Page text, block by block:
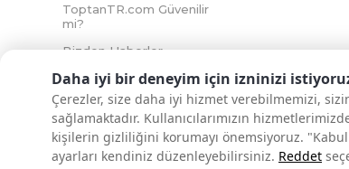
Daha iyi bir deneyim için izninizi
Çerezler, size daha iyi hizmet verebilmemizi,
sağlamaktadır. Kullanıcılarımızın
kişilerin gizliliğini korumayı önemsiyoruz.
ayarları kendiniz düzenleyebilirsiniz. Reddet
ToptanTR.com Güvenilir
mi?
Bizden Haberler
İNTERNETTE GÜVENLİ ALIŞVERİŞ